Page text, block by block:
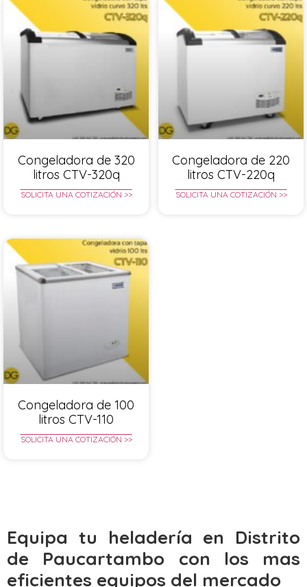
Congeladora de 320
litros CTV-320q
SOLICITA UNA COTIZACIÓN >>
Congeladora de 220
litros CTV-220q
SOLICITA UNA COTIZACIÓN >>
Congeladora de 100
litros CTV-110
SOLICITA UNA COTIZACIÓN >>
Equipa tu heladería en Distrito
de Paucartambo‎ con los mas
eficientes equipos del mercado